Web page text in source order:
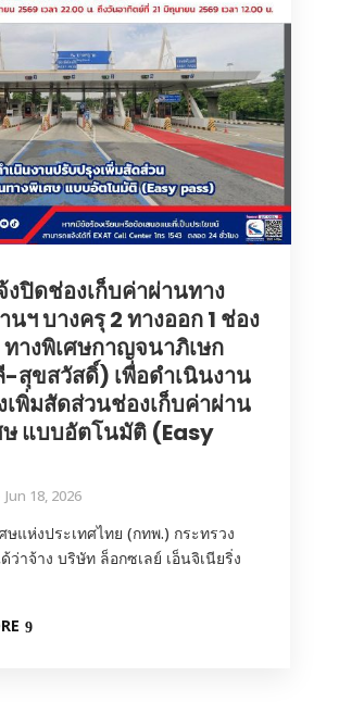
งปิดช่องเก็บค่าผ่านทาง
นฯ บางครุ 2 ทางออก 1 ช่อง
ทางพิเศษกาญจนาภิเษก
สุขสวัสดิ์) เพื่อดำเนินงาน
เพิ่มสัดส่วนช่องเก็บค่าผ่าน
ษ แบบอัตโนมัติ (Easy
Jun 18, 2026
ษแห่งประเทศไทย (กทพ.) กระทรวง
ว่าจ้าง บริษัท ล็อกซเลย์ เอ็นจิเนียริ่ง